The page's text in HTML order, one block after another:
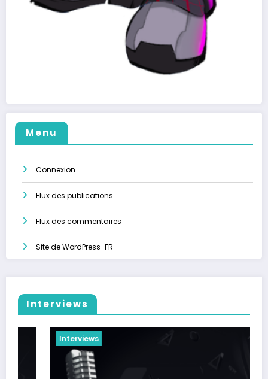
Menu
Connexion
Flux des publications
Flux des commentaires
Site de WordPress-FR
Interviews